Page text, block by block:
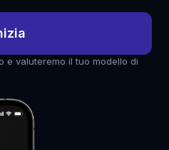
e valuteremo il tuo modello di